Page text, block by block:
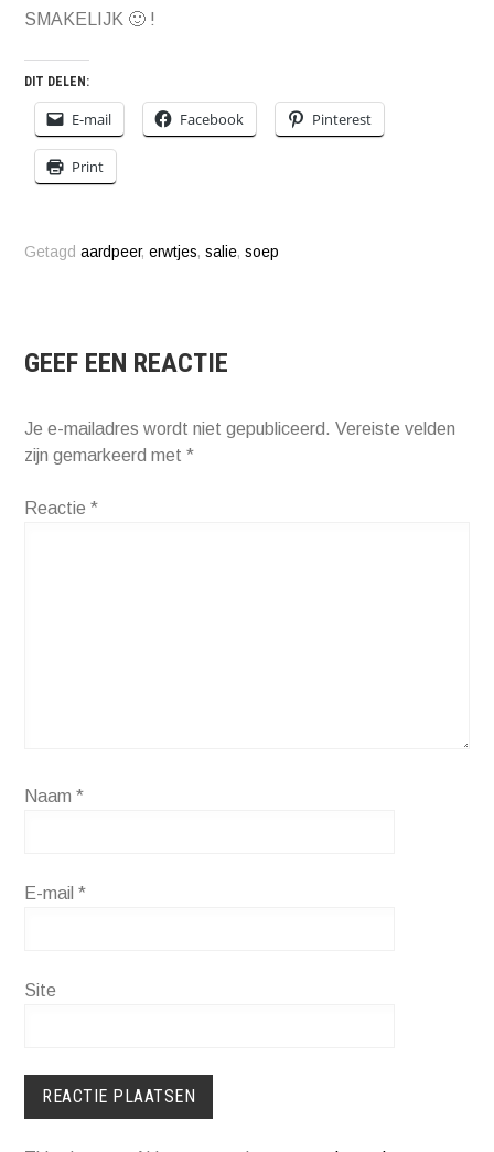
SMAKELIJK 🙂 !
DIT DELEN:
E-mail Facebook Pinterest
Print
Getagdaardpeer,erwtjes,salie,soep
GEEF EEN REACTIE
Je e-mailadres wordt niet gepubliceerd. Vereiste velden
zijn gemarkeerd met*
Reactie*
Naam*
E-mail*
Site